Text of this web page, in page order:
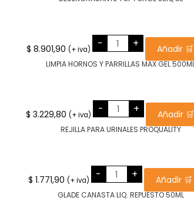
$ 8.901,90 (+ iva) - DESENGRASANTE
TOP
FORCE
5L
+ Añadir 🛒
$ 3.229,80 (+ iva) - LIMPIA
HORNOS
Y
MAX
+ Añadir 🛒
$ 1.771,90 (+ iva) - REJILLA
PARA
URINALES
PROQUALITY
cantidad
+ Añadir 🛒